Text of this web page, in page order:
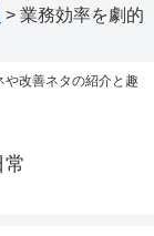
> 業務効率を劇的
改善ネタの紹介と趣